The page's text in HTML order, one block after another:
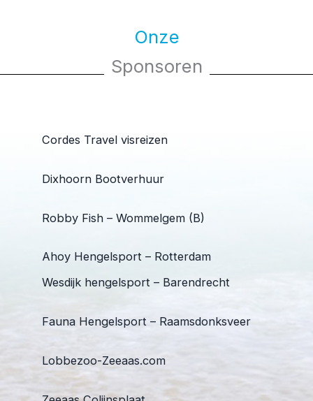
Onze
Sponsoren
Cordes Travel visreizen
Dixhoorn Bootverhuur
Robby Fish – Wommelgem (B)
Ahoy Hengelsport – Rotterdam
Wesdijk hengelsport – Barendrecht
Fauna Hengelsport – Raamsdonksveer
Lobbezoo-Zeeaas.com